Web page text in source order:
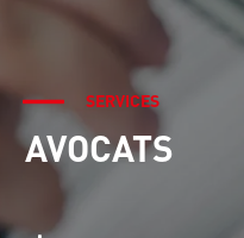
SERVICES
AVOCATS